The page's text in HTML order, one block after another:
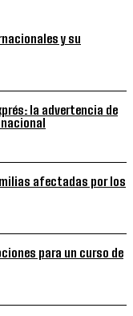
y su
la advertencia de
afectadas por los
para un curso de